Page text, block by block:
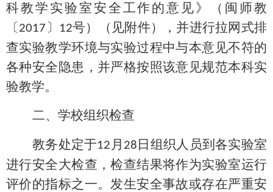
科教学实验室安全工作的意见》（闽师教
〔2017 〕 12号）（见附件），并进行拉网式排
查实验教学环境与实验过程中与本意见不符的
各种安全隐患，并严格按照该意见规范本科实
验教学。
二、 学校组织检查
教务处定于12 月 28 日组织人员到各实验室
进行安全大检查，检查结果将作为实验室运行
评价的指标之一。发生安全事故或存在严重安